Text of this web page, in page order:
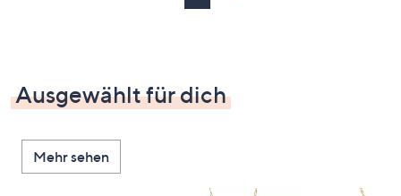
Ausgewählt für dich
Mehr sehen